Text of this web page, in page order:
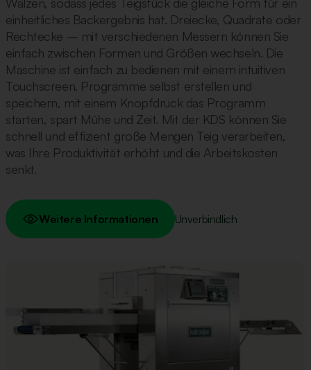
einheitliches Backergebnis hat. Dreiecke, Quadrate oder
Rechtecke – mit verschiedenen Messern können Sie
einfach zwischen Formen und Größen wechseln. Die
Maschine ist einfach zu bedienen mit einem intuitiven
Touchscreen. Programme selbst erstellen und
speichern, mit einem Knopfdruck das Programm
starten, spart Mühe und Zeit. Mit der KDS können Sie
schnell und effizient große Mengen Teig verarbeiten,
was Ihre Produktivität erhöht und die Arbeitskosten
senkt.
Weitere Informationen Unverbindlich